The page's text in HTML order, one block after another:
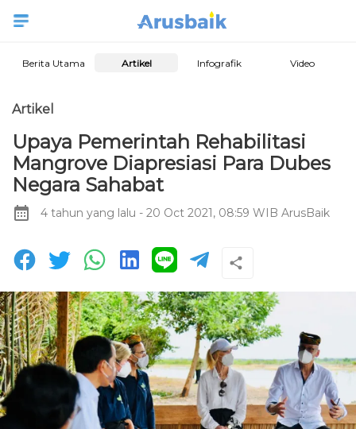
Berita Utama Artikel Infografik Video
Artikel
Upaya Pemerintah Rehabilitasi
Mangrove Diapresiasi Para Dubes
Negara Sahabat
4 tahun yang lalu - 20 Oct 2021, 08:59 WIB ArusBaik